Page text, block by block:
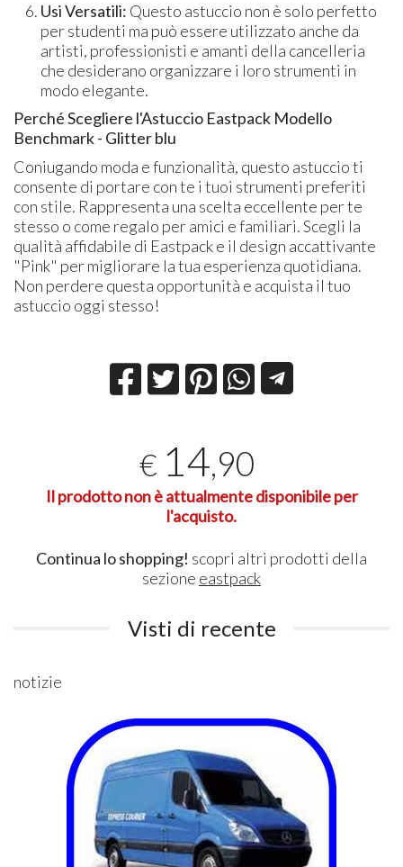
Usi Versatili: Questo astuccio non è solo perfetto
per studenti ma può essere utilizzato anche da
artisti, professionisti e amanti della cancelleria
che desiderano organizzare i loro strumenti in
modo elegante.
Perché Scegliere l'Astuccio Eastpack Modello
Benchmark - Glitter blu
Coniugando moda e funzionalità, questo astuccio ti
consente di portare con te i tuoi strumenti preferiti
con stile. Rappresenta una scelta eccellente per te
stesso o come regalo per amici e familiari. Scegli la
qualità affidabile di Eastpack e il design accattivante
"Pink" per migliorare la tua esperienza quotidiana.
Non perdere questa opportunità e acquista il tuo
astuccio oggi stesso!
€ 14,90
Il prodotto non è attualmente disponibile per
l'acquisto.
Continua lo shopping! scopri altri prodotti della
sezione eastpack
Visti di recente
notizie